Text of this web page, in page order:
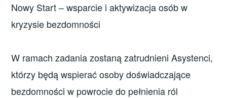
Nowy Start – wsparcie i aktywizacja osób w
kryzysie bezdomności
W ramach zadania zostaną zatrudnieni Asystenci,
którzy będą wspierać osoby doświadczające
bezdomności w powrocie do pełnienia ról